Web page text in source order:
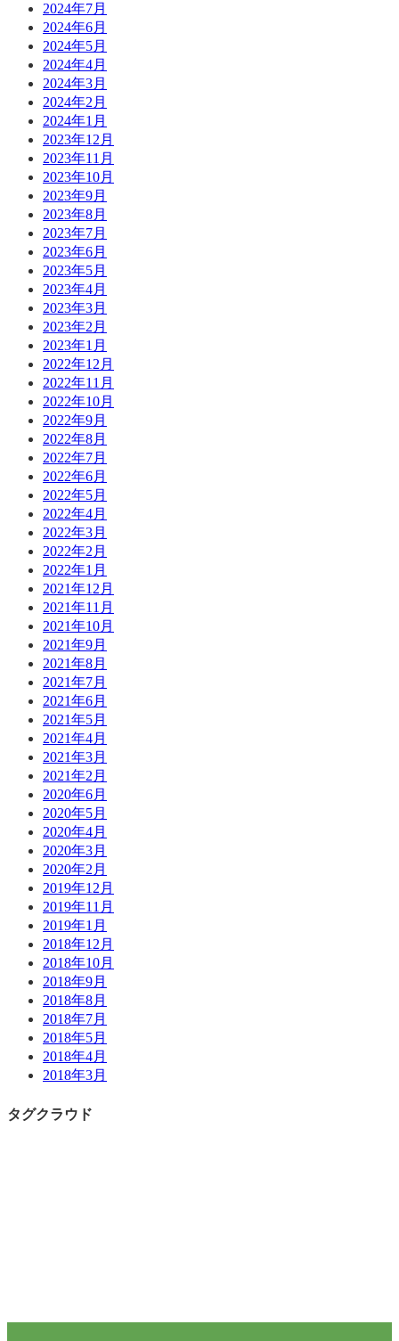
2024年7月
2024年6月
2024年5月
2024年4月
2024年3月
2024年2月
2024年1月
2023年12月
2023年11月
2023年10月
2023年9月
2023年8月
2023年7月
2023年6月
2023年5月
2023年4月
2023年3月
2023年2月
2023年1月
2022年12月
2022年11月
2022年10月
2022年9月
2022年8月
2022年7月
2022年6月
2022年5月
2022年4月
2022年3月
2022年2月
2022年1月
2021年12月
2021年11月
2021年10月
2021年9月
2021年8月
2021年7月
2021年6月
2021年5月
2021年4月
2021年3月
2021年2月
2020年6月
2020年5月
2020年4月
2020年3月
2020年2月
2019年12月
2019年11月
2019年1月
2018年12月
2018年10月
2018年9月
2018年8月
2018年7月
2018年5月
2018年4月
2018年3月
タグクラウド